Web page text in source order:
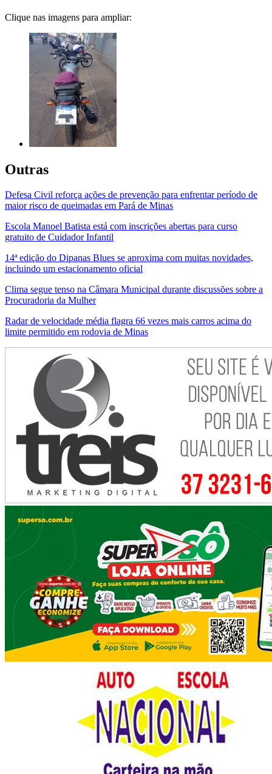
Clique nas imagens para ampliar:
Outras
Defesa Civil reforça ações de prevenção para enfrentar período de
maior risco de queimadas em Pará de Minas
Escola Manoel Batista está com inscrições abertas para curso
gratuito de Cuidador Infantil
14ª edição do Dipanas Blues se aproxima com muitas novidades,
incluindo um estacionamento oficial
Clima segue tenso na Câmara Municipal durante discussões sobre a
Procuradoria da Mulher
Radar de velocidade média flagra 66 vezes mais carros acima do
limite permitido em rodovia de Minas